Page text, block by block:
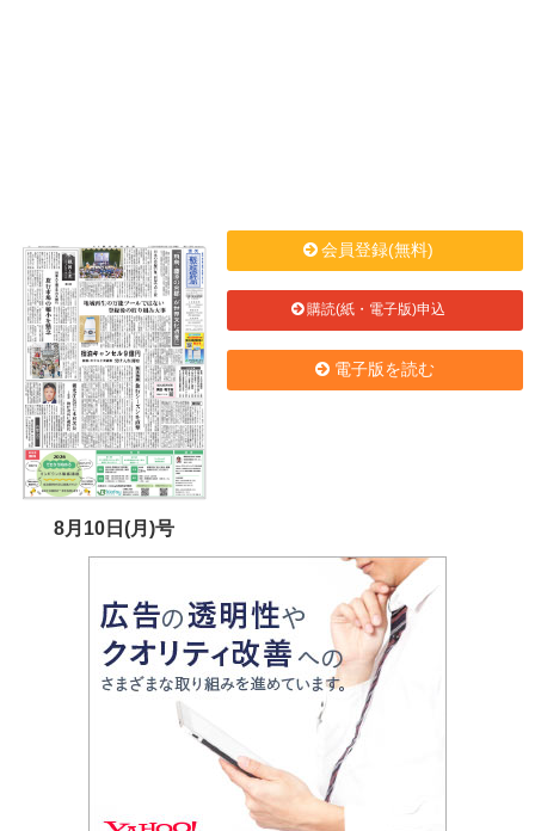
8月10日(月)号
会員登録(無料)
購読(紙・電子版)申込
電子版を読む